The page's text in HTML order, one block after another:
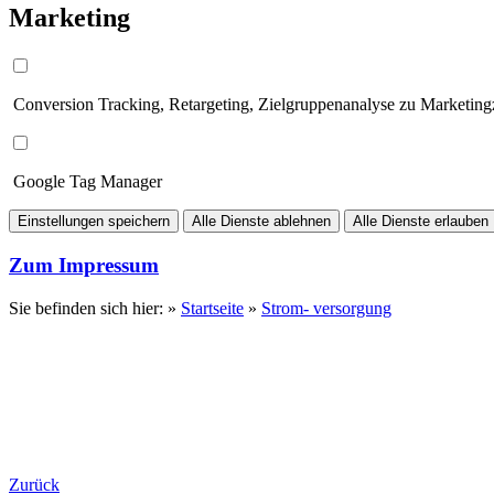
Marketing
Conversion Tracking, Retargeting, Zielgruppenanalyse zu
Google Tag Manager
Einstellungen speichern Alle Dienste ablehnen Alle Dienste erlauben
Zum Impressum
Sie befinden sich hier: » Startseite » Strom- versorgung
Zurück